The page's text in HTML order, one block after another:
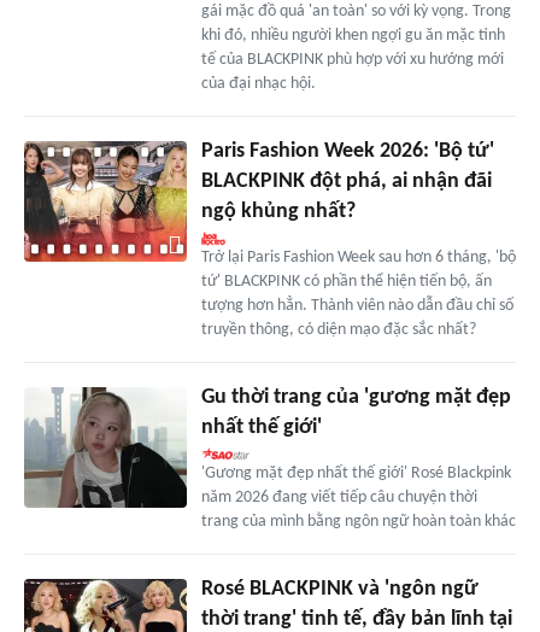
gái mặc đồ quá 'an toàn' so với kỳ vọng. Trong
khi đó, nhiều người khen ngợi gu ăn mặc tinh
tế của BLACKPINK phù hợp với xu hướng mới
của đại nhạc hội.
Paris Fashion Week 2026: 'Bộ tứ'
BLACKPINK đột phá, ai nhận đãi
ngộ khủng nhất?
Trở lại Paris Fashion Week sau hơn 6 tháng, 'bộ
tứ' BLACKPINK có phần thể hiện tiến bộ, ấn
tượng hơn hẳn. Thành viên nào dẫn đầu chỉ số
truyền thông, có diện mạo đặc sắc nhất?
Gu thời trang của 'gương mặt đẹp
nhất thế giới'
'Gương mặt đẹp nhất thế giới' Rosé Blackpink
năm 2026 đang viết tiếp câu chuyện thời
trang của mình bằng ngôn ngữ hoàn toàn khác
Rosé BLACKPINK và 'ngôn ngữ
thời trang' tinh tế, đầy bản lĩnh tại